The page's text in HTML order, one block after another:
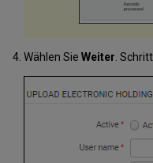
Wählen Sie Weiter.